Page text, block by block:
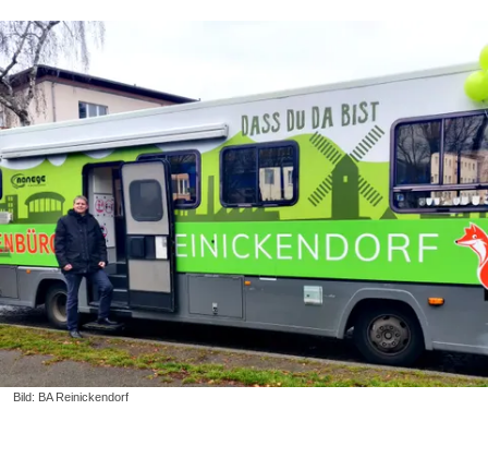
Bild: BA Reinickendorf